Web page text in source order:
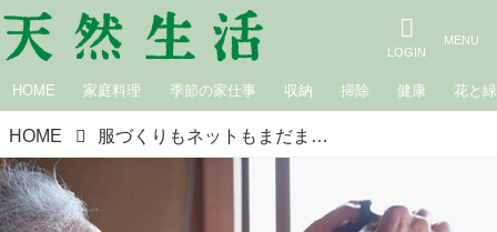
HOME 家庭料理 季節の家仕事 収納 掃除 健康 花と緑
HOME 服づくりもネットもまだまだ挑戦！80歳のデザイナー・斉藤照子さんのときめく毎日「新たなチャレンジ」